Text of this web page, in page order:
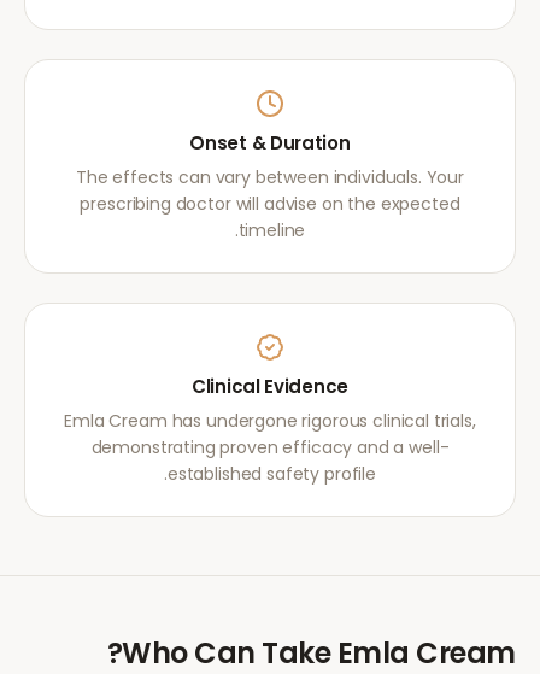
Onset & Duration
The effects can vary between individuals. Your
prescribing doctor will advise on the expected
timeline.
Clinical Evidence
Emla Cream has undergone rigorous clinical trials,
demonstrating proven efficacy and a well-
established safety profile.
Who Can Take Emla Cream
?